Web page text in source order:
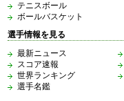
テニスボール
ボールバスケット
選手情報を見る
最新ニュース
スコア速報
世界ランキング
選手名鑑